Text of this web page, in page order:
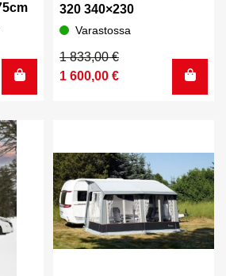
320 340×230
Varastossa
1 833,00€
Alkuperäinen
hinta
1 600,00 €
Nykyinen
hinta